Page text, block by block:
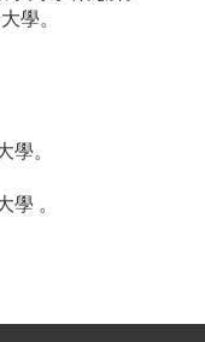
學。
學。
學 。